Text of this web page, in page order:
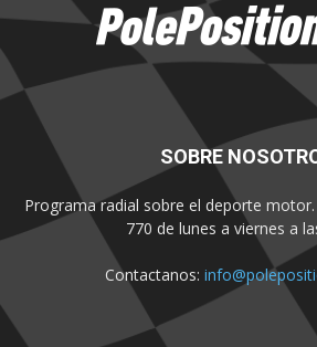
SOBRE
Programa radial sobre el deporte
770 de lunes a viernes a
Contactanos: